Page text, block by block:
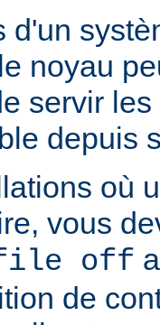
d'un
noyau
servir
depuis
où
vous
off
de